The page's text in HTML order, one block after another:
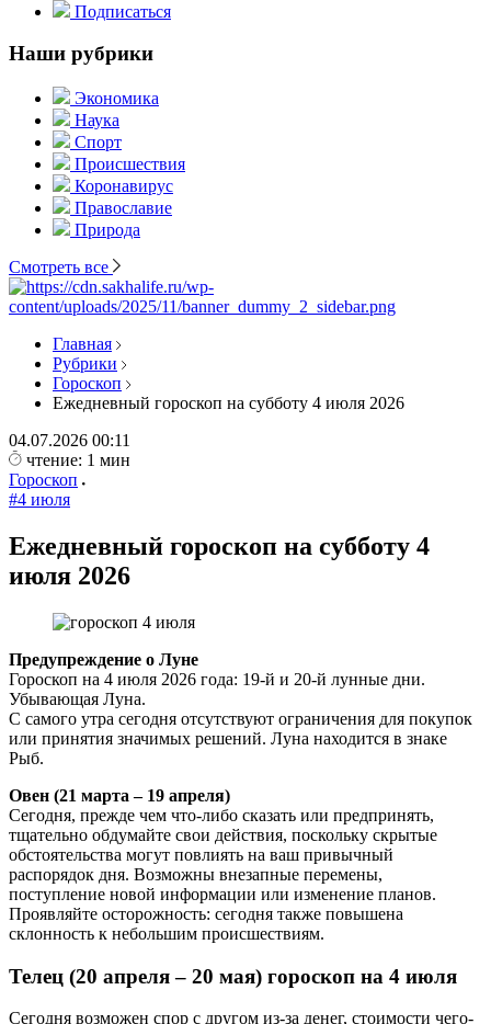
Подписаться
Наши рубрики
Экономика
Наука
Спорт
Происшествия
Коронавирус
Православие
Природа
Смотреть все
Главная
Рубрики
Гороскоп
Ежедневный гороскоп на субботу 4 июля 2026
04.07.2026 00:11
чтение: 1 мин
Гороскоп
#4 июля
Ежедневный гороскоп на субботу 4
июля 2026
Предупреждение о Луне
Гороскоп на 4 июля 2026 года: 19-й и 20-й лунные дни.
Убывающая Луна.
С самого утра сегодня отсутствуют ограничения для покупок
или принятия значимых решений. Луна находится в знаке
Рыб.
Овен (21 марта – 19 апреля)
Сегодня, прежде чем что-либо сказать или предпринять,
тщательно обдумайте свои действия, поскольку скрытые
обстоятельства могут повлиять на ваш привычный
распорядок дня. Возможны внезапные перемены,
поступление новой информации или изменение планов.
Проявляйте осторожность: сегодня также повышена
склонность к небольшим происшествиям.
Телец (20 апреля – 20 мая) гороскоп на 4 июля
Сегодня возможен спор с другом из-за денег, стоимости чего-